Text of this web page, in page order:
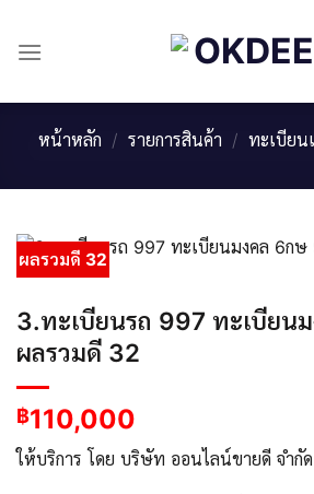
content
หน้าหลัก / รายการสินค้า / ทะเบียน
ผลรวมดี 32
3.ทะเบียนรถ 997 ทะเบียน
ผลรวมดี 32
฿110,000
ให้บริการ โดย บริษัท ออนไลน์ขายดี จำกัด